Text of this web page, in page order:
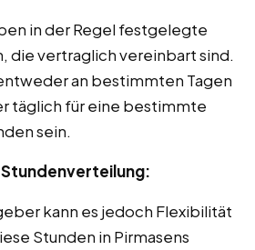
in der Regel festgelegte
die vertraglich vereinbart sind.
an bestimmten Tagen
täglich für eine bestimmte
sein.
kann es jedoch Flexibilität
Stunden in Pirmasens